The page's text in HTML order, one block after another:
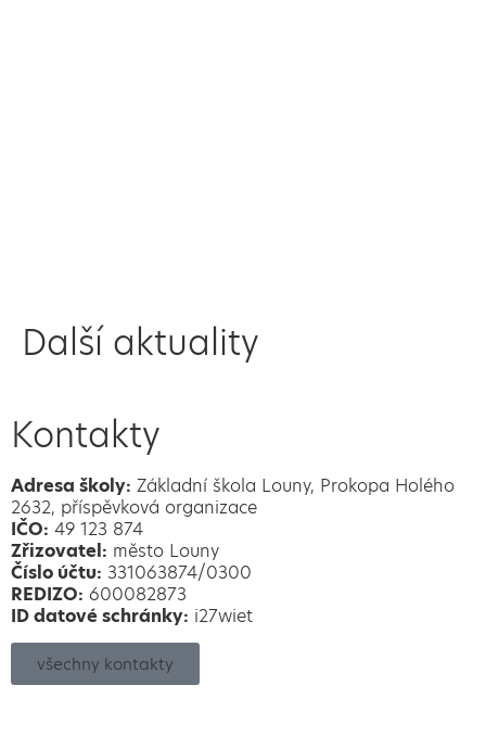
Další aktuality
Kontakty
Adresa školy: Základní škola Louny, Prokopa Holého
2632, příspěvková organizace
IČO: 49 123 874
Zřizovatel: město Louny
Číslo účtu: 331063874/0300
REDIZO: 600082873
ID datové schránky: i27wiet
všechny kontakty